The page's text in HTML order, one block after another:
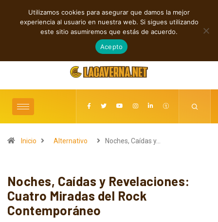
TENDENCIAS
Cuatro canciones independientes entre folk, rock y pop
agosto 8, 2026
Inicio Alternativo Noches, Caídas y…
Noches, Caídas y Revelaciones:
Cuatro Miradas del Rock
Contemporáneo
Utilizamos cookies para asegurar que damos la mejor
experiencia al usuario en nuestra web. Si sigues utilizando
este sitio asumiremos que estás de acuerdo.
Acepto